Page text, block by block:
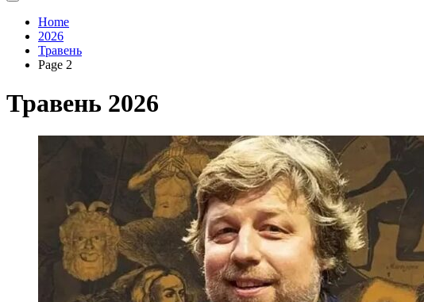
Home
2026
Травень
Page 2
Травень 2026